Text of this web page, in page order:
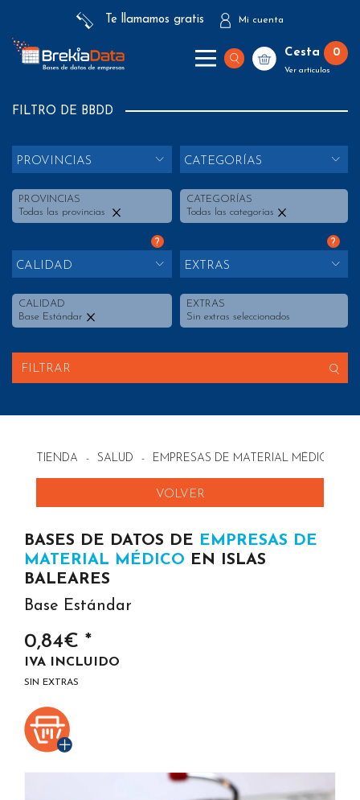
Te llamamos gratis Mi cuenta
Cesta 0
Ver artículos
FILTRO DE BBDD
PROVINCIAS
PROVINCIAS
Todas las provincias
CATEGORÍAS
CATEGORÍAS
Todas las categorías
?
CALIDAD
CALIDAD
Base Estándar
?
EXTRAS
EXTRAS
Sin extras seleccionados
FILTRAR
TIENDA - SALUD - EMPRESAS DE MATERIAL MÉDICO EN
VOLVER
BASES DE DATOS DE EMPRESAS DE
MATERIAL MÉDICO EN ISLAS
BALEARES
Base Estándar
0,84€ *
IVA INCLUIDO
SIN EXTRAS